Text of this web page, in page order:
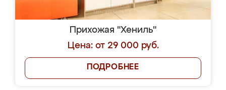
Прихожая "Хениль"
Цена: от 29 000 руб.
ПОДРОБНЕЕ